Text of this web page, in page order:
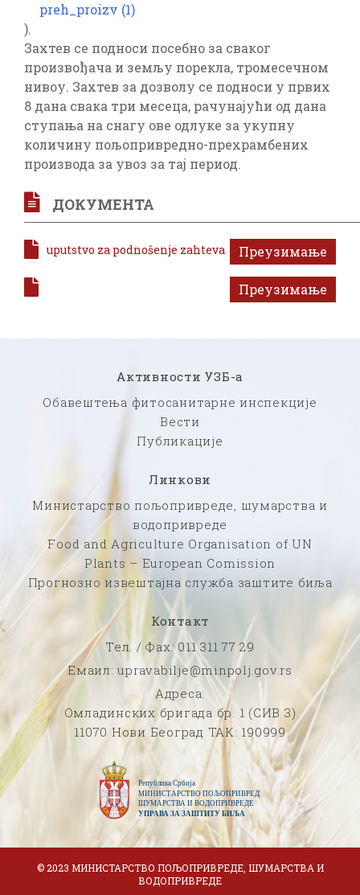
preh_proizv (1)
).
Захтев се подноси посебно за сваког
произвођача и земљу порекла, тромесечном
нивоу. Захтев за дозволу се подноси у првих
8 дана свака три месеца, рачунајући од дана
ступања на снагу ове одлуке за укупну
количину пољопривредно-прехрамбених
производа за увоз за тај период.
ДОКУМЕНТА
uputstvo za podnošenje zahteva Преузимање
Преузимање
Активности УЗБ-а
Обавештења фитосанитарне инспекције
Вести
Публикације
Линкови
Министарство пољопривреде, шумарства и
водопривреде
Food and Agriculture Organisation of UN
Plants – European Comission
Прогнозно извештајна служба заштите биља
Контакт
Тел. / Фаx: 011 311 77 29
Емаил: upravabilje@minpolj.gov.rs
Адреса:
Омладинских бригада бр. 1 (СИВ 3)
11070 Нови Београд ТАК: 190999
© 2023 МИНИСТАРСТВО ПОЉОПРИВРЕДЕ, ШУМАРСТВА И
ВОДОПРИВРЕДЕ